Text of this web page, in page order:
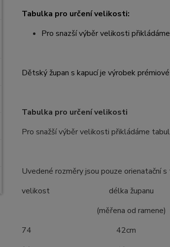
Tabulka pro určení velikosti:
Pro snazší výběr velikosti
Dětský župan s kapucí je výrobek
Tabulka pro určení velikosti
Pro snažší výběr velikosti přikládáme
Uvedené rozměry jsou pouze orienatační
velikost délka županu
(měřena od ramene)
74 42cm